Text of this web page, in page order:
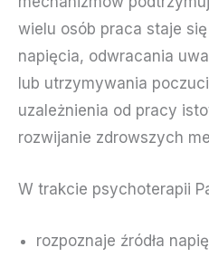
wielu osób praca staje
napięcia, odwracania
lub utrzymywania
uzależnienia od pracy
rozwijanie zdrowszych
W trakcie psychoterapii
rozpoznaje źródła